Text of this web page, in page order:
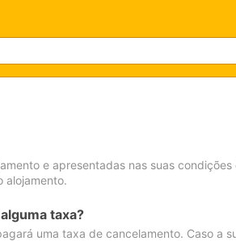
e apresentadas nas suas condições
alojamento.
taxa?
uma taxa de cancelamento. Caso a